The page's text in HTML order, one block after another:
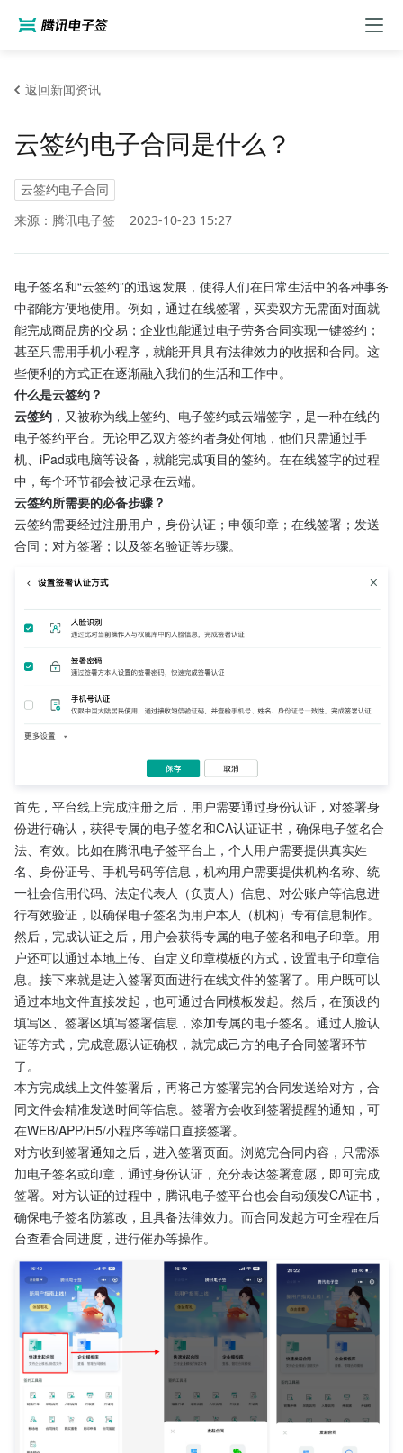
返回新闻资讯
云签约电子合同是什么？
云签约电子合同
来源：腾讯电子签
2023-10-23 15:27
电子签名和“云签约”的迅速发展，使得人们在日常生活中的各种事务
中都能方便地使用。例如，通过在线签署，买卖双方无需面对面就
能完成商品房的交易；企业也能通过电子劳务合同实现一键签约；
甚至只需用手机小程序，就能开具具有法律效力的收据和合同。这
些便利的方式正在逐渐融入我们的生活和工作中。
什么是云签约？
云签约 ，又被称为线上签约、电子签约或云端签字，是一种在线的
电子签约平台。无论甲乙双方签约者身处何地，他们只需通过手
机、iPad或电脑等设备，就能完成项目的签约。在在线签字的过程
中，每个环节都会被记录在云端。
云签约所需要的必备步骤？
云签约需要经过注册用户，身份认证；申领印章；在线签署；发送
合同；对方签署；以及签名验证等步骤。
首先，平台线上完成注册之后，用户需要通过身份认证，对签署身
份进行确认，获得专属的电子签名和CA认证证书，确保电子签名合
法、有效。比如在腾讯电子签平台上，个人用户需要提供真实姓
名、身份证号、手机号码等信息，机构用户需要提供机构名称、统
一社会信用代码、法定代表人（负责人）信息、对公账户等信息进
行有效验证，以确保电子签名为用户本人（机构）专有信息制作。
然后，完成认证之后，用户会获得专属的电子签名和电子印章。用
户还可以通过本地上传、自定义印章模板的方式，设置电子印章信
息。接下来就是进入签署页面进行在线文件的签署了。用户既可以
通过本地文件直接发起，也可通过合同模板发起。然后，在预设的
填写区、签署区填写签署信息，添加专属的电子签名。通过人脸认
证等方式，完成意愿认证确权，就完成己方的电子合同签署环节
了。
本方完成线上文件签署后，再将己方签署完的合同发送给对方，合
同文件会精准发送时间等信息。签署方会收到签署提醒的通知，可
在WEB/APP/H5/小程序等端口直接签署。
对方收到签署通知之后，进入签署页面。浏览完合同内容，只需添
加电子签名或印章，通过身份认证，充分表达签署意愿，即可完成
签署。对方认证的过程中，腾讯电子签平台也会自动颁发CA证书，
确保电子签名防篡改，且具备法律效力。而合同发起方可全程在后
台查看合同进度，进行催办等操作。